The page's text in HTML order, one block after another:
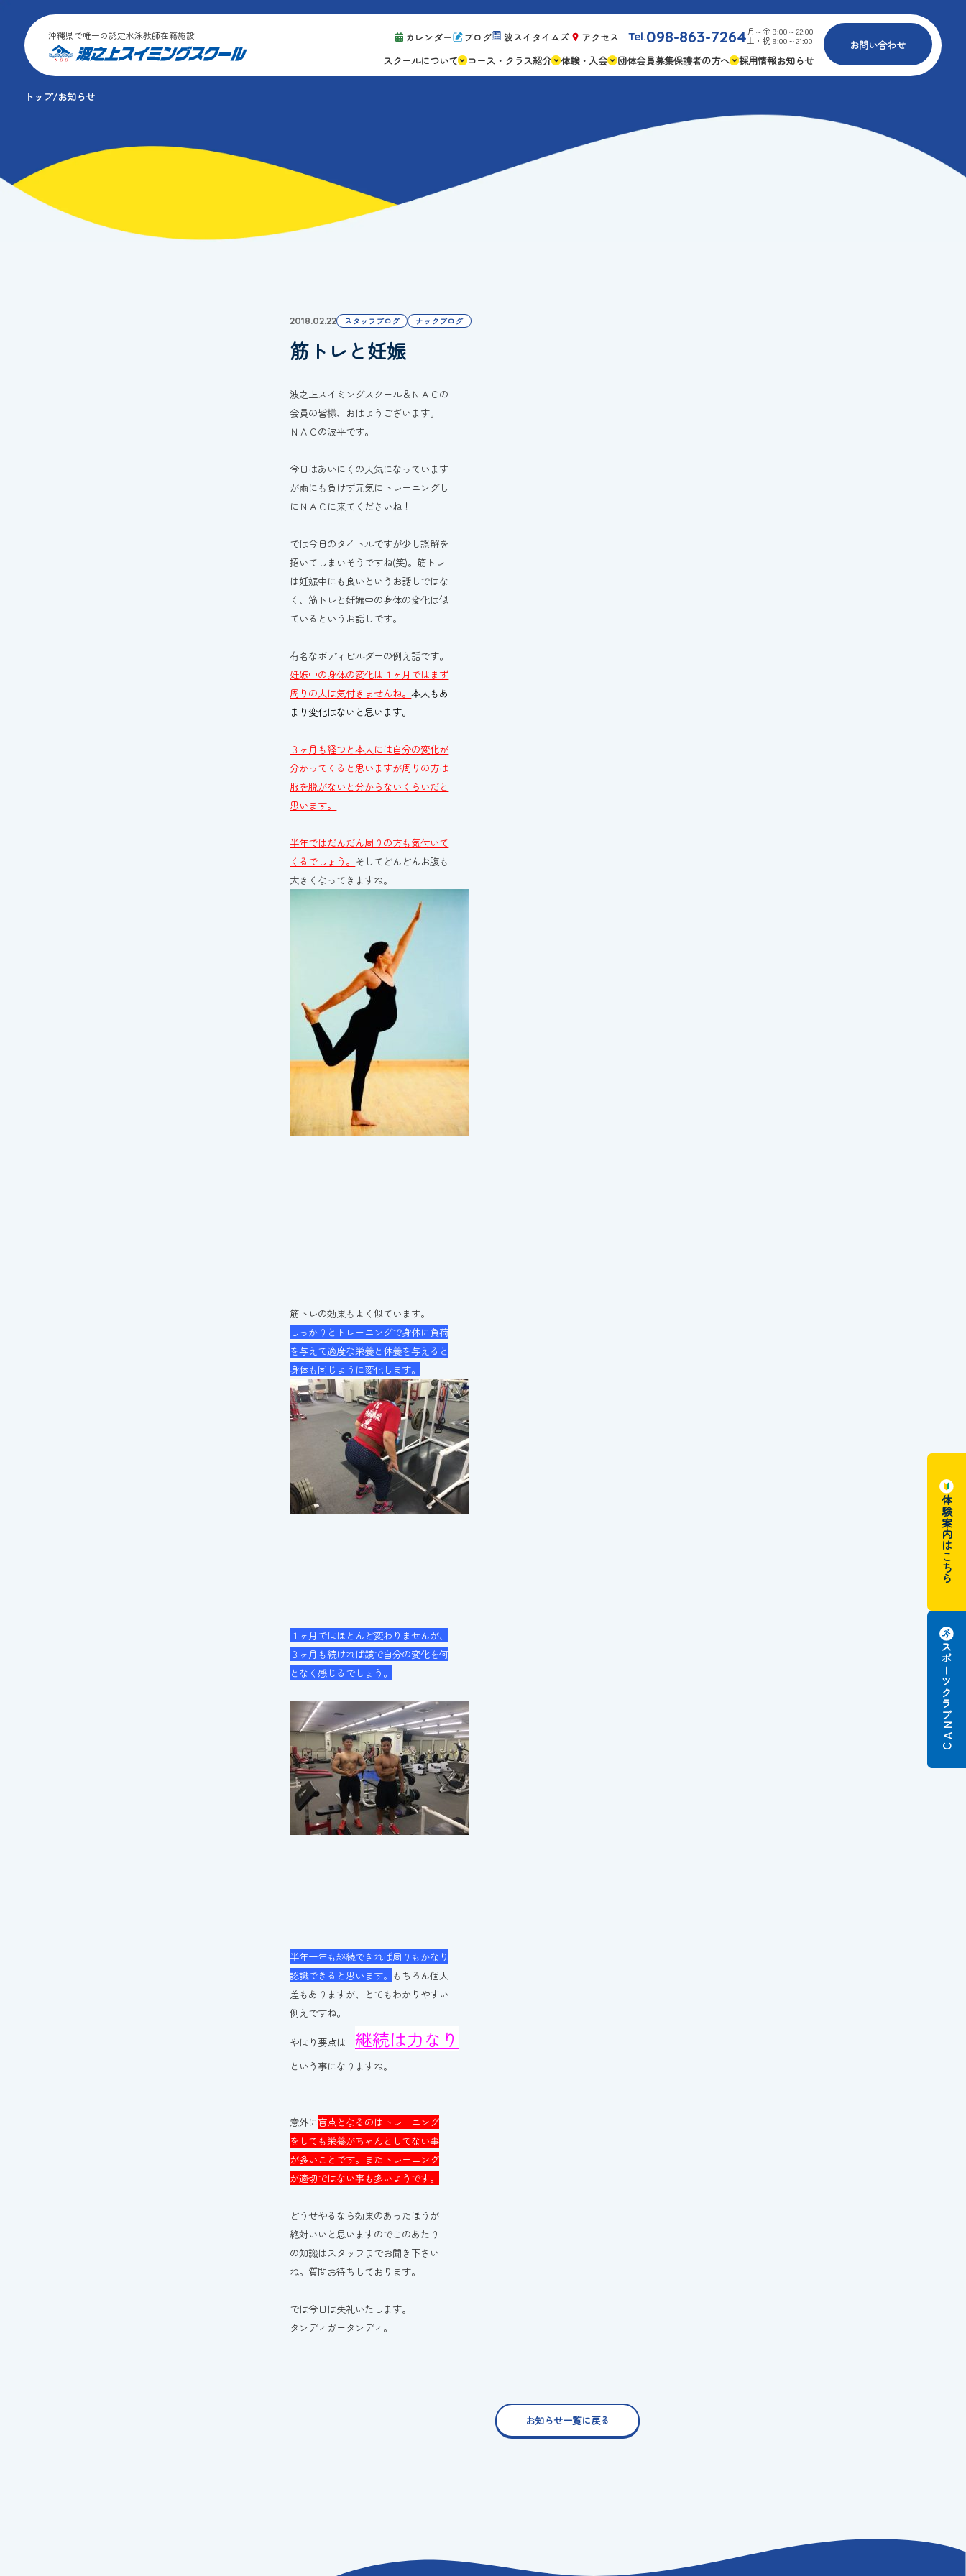
沖縄県で唯一の認定水泳教師在籍施設 カレンダー ブログ 波スイタイムズ アクセス Tel.098-863-7264月～金 9:00～22:00
土・祝 9:00～21:00
お問い合わせ
スクールについて
コース・クラス紹介 体験・入会
キャンペーン情報
よくある質問
団体会員募集保護者の方へ
ゴールデンエイジ
採用情報お知らせ
トップ お知らせ
2018.02.22 スタッフブログ ナックブログ
筋トレと妊娠
波之上スイミングスクール＆ＮＡＣの
会員の皆様、おはようございます。
ＮＡＣの波平です。
今日はあいにくの天気になっています
が雨にも負けず元気にトレーニングし
にＮＡＣに来てくださいね！
では今日のタイトルですが少し誤解を
招いてしまいそうですね(笑)。筋トレ
は妊娠中にも良いというお話しではな
く、筋トレと妊娠中の身体の変化は似
ているというお話しです。
有名なボディビルダーの例え話です。
妊娠中の身体の変化は １ヶ月ではまず
周りの人は気付きませんね。本人もあ
まり変化はないと思います。
３ヶ月も経つと本人には自分の変化が
分かってくると思いますが周りの方は
服を脱がないと分からないくらいだと
思います。
半年ではだんだん周りの方も気付いて
くるでしょう。 そしてどんどんお腹も
大きくなってきますね。
筋トレの効果もよく似ています。
しっかりとトレーニングで身体に負荷
を与えて適度な栄養と休養を与えると
身体も同じように変化します。
１ヶ月ではほとんど変わりませんが、
３ヶ月も続ければ鏡で自分の変化を何
となく感じるでしょう。
半年一年も継続できれば周りもかなり
認識できると思います。 もちろん個人
差もありますが、とてもわかりやすい
例えですね。
やはり要点は継続は力なり
という事になりますね。
意外に盲点となるのはトレーニング
をしても栄養がちゃんとしてない事
が多いことです。またトレーニング
が適切ではない事も多いようです。
どうせやるなら効果のあったほうが
絶対いいと思いますのでこのあたり
の知識はスタッフまでお聞き下さい
ね。質問お待ちしております。
では今日は失礼いたします。
タンディガータンディ。
お知らせ一覧に戻る
体験案内はこちら
スポーツクラブ
N
A
C